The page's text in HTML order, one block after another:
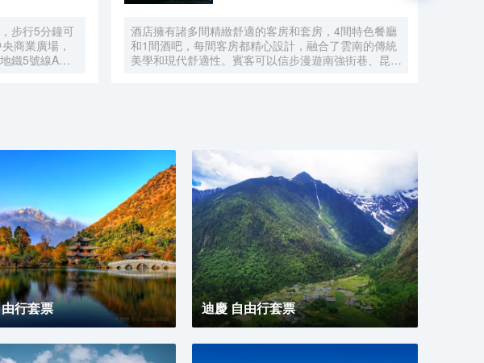
步行5分鐘可
商業廣場，
鐵5號線A
酒店擁有諸多間精緻舒適的客房和套房，4間特色餐廳
和1間酒吧，每間客房都精心設計，融合了雲南的傳統
美學和現代舒適性。賓客可以信步漫遊南強街巷、昆明
行套票 迪慶 自由行套票